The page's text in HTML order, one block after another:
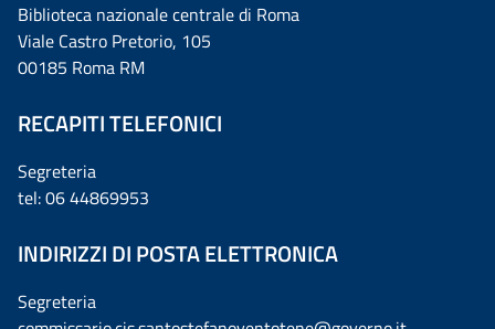
Biblioteca nazionale centrale di Roma
Viale Castro Pretorio, 105
00185 Roma RM
RECAPITI TELEFONICI
Segreteria
tel: 06 44869953
INDIRIZZI DI POSTA ELETTRONICA
Segreteria